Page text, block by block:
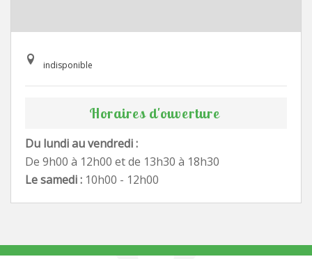
indisponible
Horaires d'ouverture
Du lundi au vendredi :
De 9h00 à 12h00 et de 13h30 à 18h30
Le samedi : 10h00 - 12h00